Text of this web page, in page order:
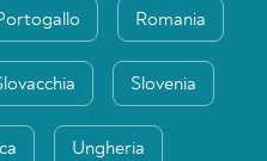
Romania
Slovenia
Ungheria